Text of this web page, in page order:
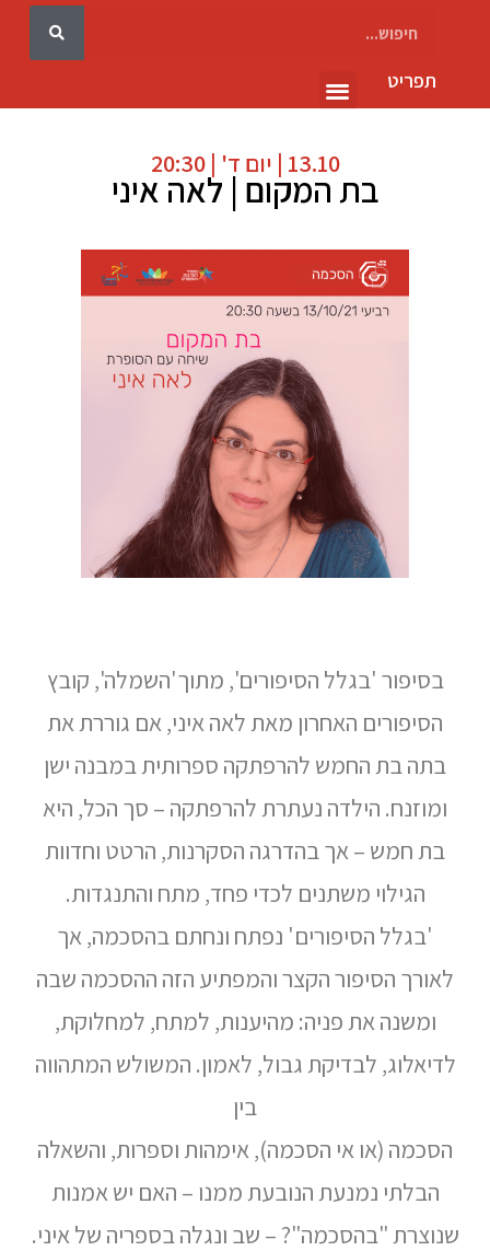
תפריט
13.10 | יום ד' | 20:30
בת המקום | לאה איני
בסיפור 'בגלל הסיפורים', מתוך'השמלה', קובץ
הסיפורים האחרון מאת לאה איני, אם גוררת את
בתה בת החמש להרפתקה ספרותית במבנה ישן
ומוזנח. הילדה נעתרת להרפתקה – סך הכל, היא
בת חמש – אך בהדרגה הסקרנות, הרטט וחדוות
הגילוי משתנים לכדי פחד, מתח והתנגדות.
'בגלל הסיפורים' נפתח ונחתם בהסכמה, אך
לאורך הסיפור הקצר והמפתיע הזה ההסכמה שבה
ומשנה את פניה: מהיענות, למתח, למחלוקת,
לדיאלוג, לבדיקת גבול, לאמון. המשולש המתהווה
בין
הסכמה (או אי הסכמה), אימהות וספרות, והשאלה
הבלתי נמנעת הנובעת ממנו – האם יש אמנות
שנוצרת "בהסכמה"? – שב ונגלה בספריה של איני.